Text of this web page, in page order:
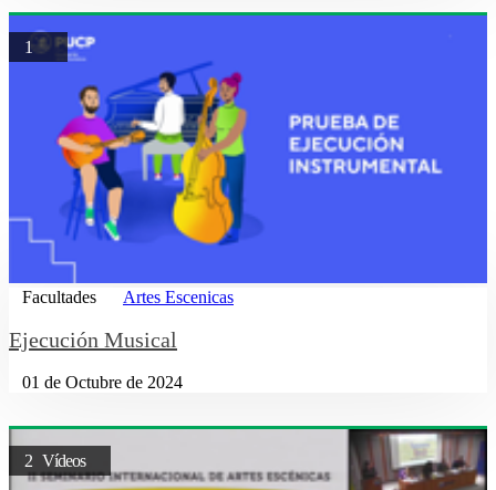
1
Facultades Artes Escenicas
Ejecución Musical
01 de Octubre de 2024
2 Vídeos